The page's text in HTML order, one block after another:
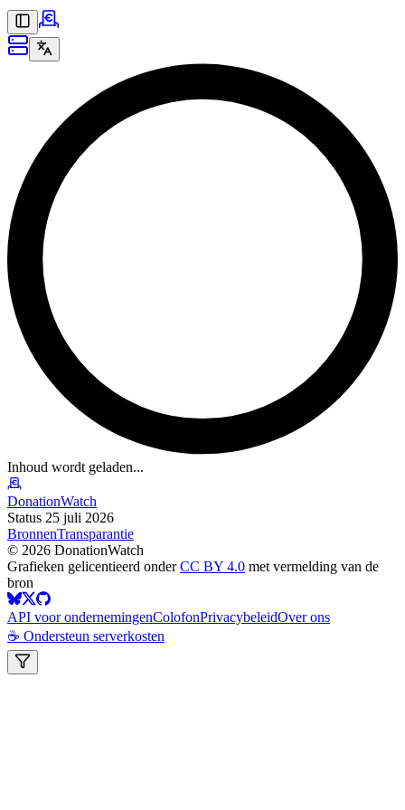
Inhoud wordt geladen...
DonationWatch
Status 25 juli 2026
BronnenTransparantie
© 2026 DonationWatch
Grafieken gelicentieerd onderCC BY 4.0 met vermelding van de
bron
API voor ondernemingenColofonPrivacybeleidOver ons
☕ Ondersteun serverkosten